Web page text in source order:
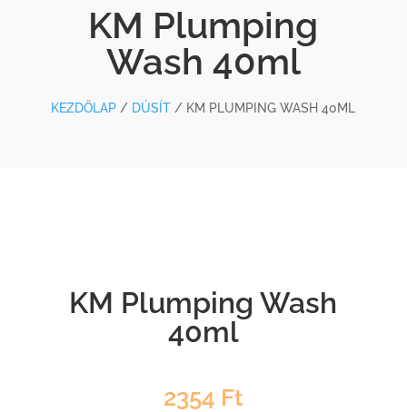
KM Plumping
Wash 40ml
KEZDŐLAP / DÚSÍT / KM PLUMPING WASH 40ML
KM Plumping Wash
40ml
2354 Ft